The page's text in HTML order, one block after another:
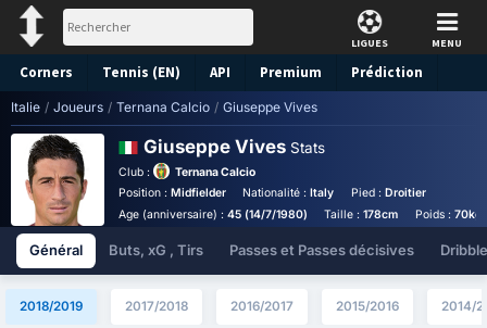
LIGUES MENU
Corners Tennis (EN) API Premium Prédiction
Italie / Joueurs / Ternana Calcio / Giuseppe Vives
Giuseppe Vives Stats
Club :
Ternana Calcio
Position : Midfielder Nationalité :Italy Pied : Droitier
Age (anniversaire) : 45 (14/7/1980) Taille :178cm Poids : 70kg
Général Buts, xG , Tirs Passes et Passes décisives
2018/2019 2017/2018 2016/2017 2015/2016 2014/